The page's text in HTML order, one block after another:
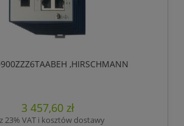
,HIRSCHMANN
3 457,60 zł
23% VAT i kosztów dostawy